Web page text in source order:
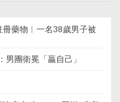
藥物︱一名38歲男子被
團衛冕「贏自己」